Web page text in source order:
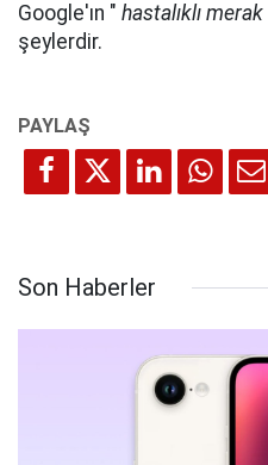
Google'ın " hastalıklı merak
şeylerdir.
Son Haberler